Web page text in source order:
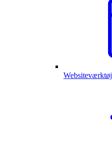
Websiteværktøj